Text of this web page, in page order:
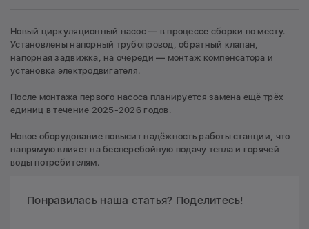
Новый циркуляционный насос — в процессе сборки по месту.
Установлены напорный трубопровод, обратный клапан,
напорная задвижка, на очереди — монтаж компенсатора и
установка электродвигателя.
После монтажа первого насоса планируется замена ещё трёх
единиц в течение 2025-2026 годов.
Новое оборудование повысит надёжность работы станции, что
напрямую влияет на бесперебойную подачу тепла и горячей
воды потребителям.
Понравилась наша статья? Поделитесь!